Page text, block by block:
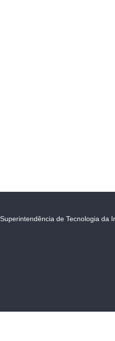
Superintendência de Tecnologia da